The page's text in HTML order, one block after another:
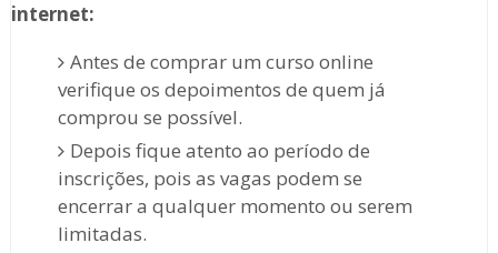
internet:
Antes de comprar um curso online
verifique os depoimentos de quem já
comprou se possível.
Depois fique atento ao período de
inscrições, pois as vagas podem se
encerrar a qualquer momento ou serem
limitadas.